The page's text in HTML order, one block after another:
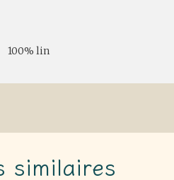
100% lin
similaires